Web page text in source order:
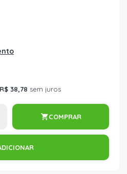
R$ 38,78 sem juros
COMPRAR